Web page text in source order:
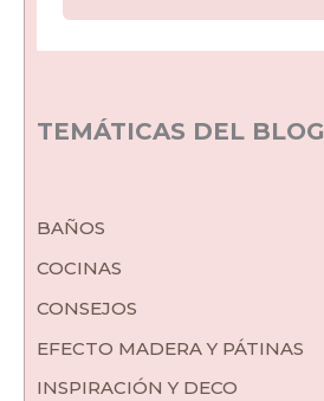
TEMÁTICAS DEL BLOG
BAÑOS
COCINAS
CONSEJOS
EFECTO MADERA Y PÁTINAS
INSPIRACIÓN Y DECO